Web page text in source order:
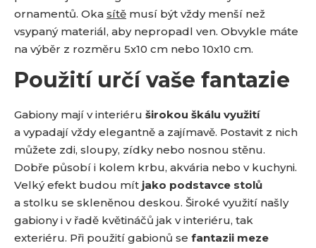
ornamentů. Oka sítě musí být vždy menší než
vsypaný materiál, aby nepropadl ven. Obvykle máte
na výběr z rozměru 5x10 cm nebo 10x10 cm.
Použití určí vaše fantazie
Gabiony mají v interiéru širokou škálu využití
a vypadají vždy elegantně a zajímavě. Postavit z nich
můžete zdi, sloupy, zídky nebo nosnou stěnu.
Dobře působí i kolem krbu, akvária nebo v kuchyni.
Velký efekt budou mít jako podstavce stolů
a stolku se skleněnou deskou. Široké využití našly
gabiony i v řadě květináčů jak v interiéru, tak
exteriéru. Při použití gabionů se fantazii meze